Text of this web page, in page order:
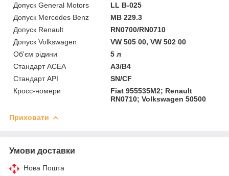
Допуск General Motors
LL B-025
Допуск Mercedes Benz
MB 229.3
Допуск Renault
RN0700/RN0710
Допуск Volkswagen
VW 505 00, VW 502 00
Об'єм рідини
5 л
Стандарт ACEA
A3/B4
Стандарт API
SN/CF
Кросс-номери
Fiat 955535M2; Renault
RN0710; Volkswagen 50500
Приховати
Умови доставки
Нова Пошта